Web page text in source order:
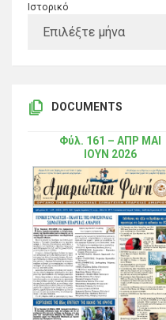
Ιστορικό
DOCUMENTS
Φύλ. 161 – ΑΠΡ ΜΑΙ
ΙΟΥΝ 2026